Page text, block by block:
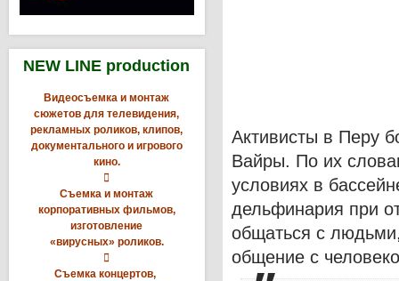
NEW LINE production
Видеосъемка и монтаж
сюжетов для телевидения,
рекламных роликов, клипов,
документального и игрового
кино.

Съемка и монтаж
корпоративных фильмов,
изготовление
«вирусных» роликов.

Съемка концертов,
Активисты в Перу
Вайры. По их
условиях в
дельфинария при
общаться с
общение с